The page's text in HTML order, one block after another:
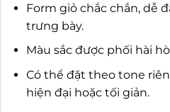
Form giỏ chắc chắn, dễ
trưng bày.
Màu sắc được phối hài
Có thể đặt theo tone
hiện đại hoặc tối giản.